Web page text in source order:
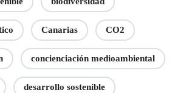
Canarias CO2
concienciación medioambiental
desarrollo sostenible